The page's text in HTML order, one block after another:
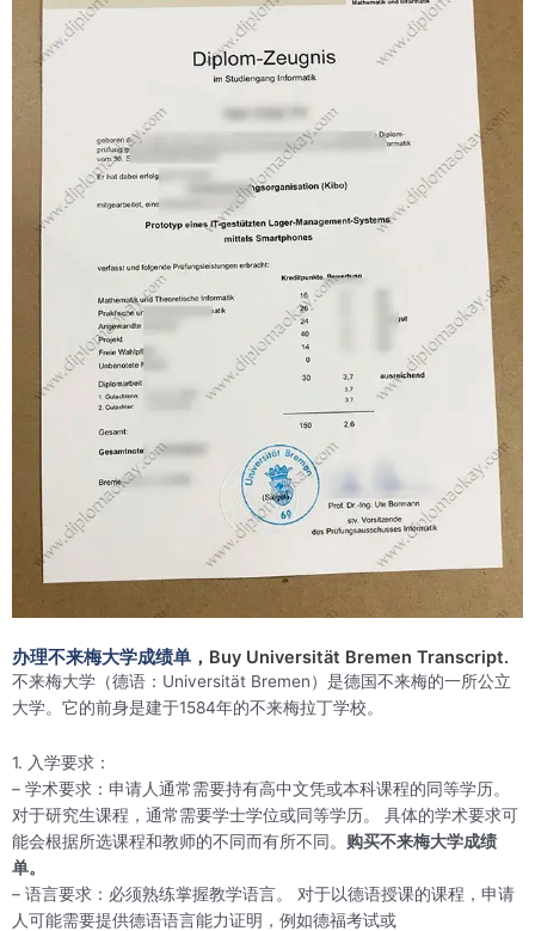
办理不来梅大学成绩单 ，Buy Universität Bremen Transcript.
不来梅大学（德语：Universität Bremen）是德国不来梅的一所公立
大学。它的前身是建于1584年的不来梅拉丁学校。
1. 入学要求：
– 学术要求：申请人通常需要持有高中文凭或本科课程的同等学历。
对于研究生课程，通常需要学士学位或同等学历。 具体的学术要求可
能会根据所选课程和教师的不同而有所不同。 购买不来梅大学成绩
单。
– 语言要求：必须熟练掌握教学语言。 对于以德语授课的课程，申请
人可能需要提供德语语言能力证明，例如德福考试或